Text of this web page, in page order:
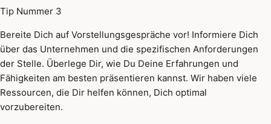
Tip Nummer 3
Bereite Dich auf Vorstellungsgespräche vor! Informiere Dich
über das Unternehmen und die spezifischen Anforderungen
der Stelle. Überlege Dir, wie Du Deine Erfahrungen und
Fähigkeiten am besten präsentieren kannst. Wir haben viele
Ressourcen, die Dir helfen können, Dich optimal
vorzubereiten.